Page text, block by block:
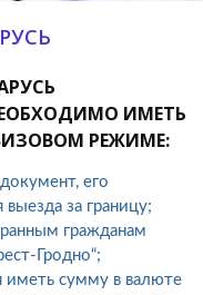
ИМЕТЬ
РЕЖИМЕ:
его
за границу;
гражданам
Гродно“;
иметь сумму в валюте